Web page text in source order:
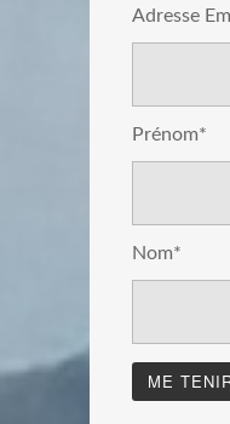
Adresse
Prénom*
Nom*